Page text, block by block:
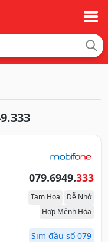
079.6949.333
Tam Hoa
Dễ Nhớ
Hợp Mệnh Hỏa
Sim đầu số 079